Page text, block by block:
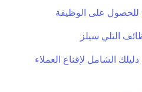
للحصول على الوظيفة
الشامل لإقناع العملاء